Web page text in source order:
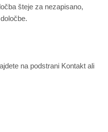
šteje za nezapisano,
na podstrani Kontakt ali